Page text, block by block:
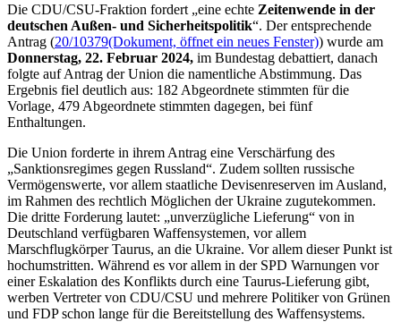
Die CDU/CSU-Fraktion fordert „eine echte Zeitenwende in der
deutschen Außen- und Sicherheitspolitik“. Der entsprechende
Antrag (20/10379(Dokument, öffnet ein neues Fenster)) wurde am
Donnerstag, 22. Februar 2024, im Bundestag debattiert, danach
folgte auf Antrag der Union die namentliche Abstimmung. Das
Ergebnis fiel deutlich aus: 182 Abgeordnete stimmten für die
Vorlage, 479 Abgeordnete stimmten dagegen, bei fünf
Enthaltungen.
Die Union forderte in ihrem Antrag eine Verschärfung des
„Sanktionsregimes gegen Russland“. Zudem sollten russische
Vermögenswerte, vor allem staatliche Devisenreserven im Ausland,
im Rahmen des rechtlich Möglichen der Ukraine zugutekommen.
Die dritte Forderung lautet: „unverzügliche Lieferung“ von in
Deutschland verfügbaren Waffensystemen, vor allem
Marschflugkörper Taurus, an die Ukraine. Vor allem dieser Punkt ist
hochumstritten. Während es vor allem in der SPD Warnungen vor
einer Eskalation des Konflikts durch eine Taurus-Lieferung gibt,
werben Vertreter von CDU/CSU und mehrere Politiker von Grünen
und FDP schon lange für die Bereitstellung des Waffensystems.